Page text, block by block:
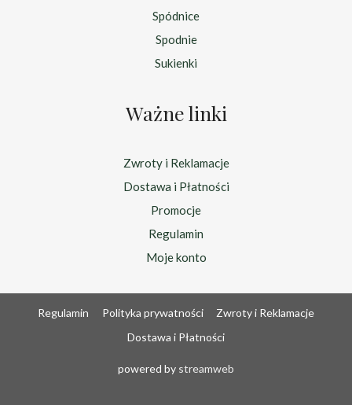
Spódnice
Spodnie
Sukienki
Ważne linki
Zwroty i Reklamacje
Dostawa i Płatności
Promocje
Regulamin
Moje konto
Regulamin Polityka prywatności
Zwroty i Reklamacje
Dostawa i Płatności
powered by streamweb